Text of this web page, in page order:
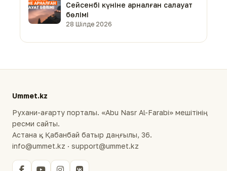
Сейсенбі күніне арналған салауат
бөлімі
28 Шілде 2026
Ummet.kz
Рухани-ағарту порталы. «Abu Nasr Al-Farabi» мешітінің
ресми сайты.
Астана қ., Қабанбай батыр даңғылы, 36.
info@ummet.kz · support@ummet.kz